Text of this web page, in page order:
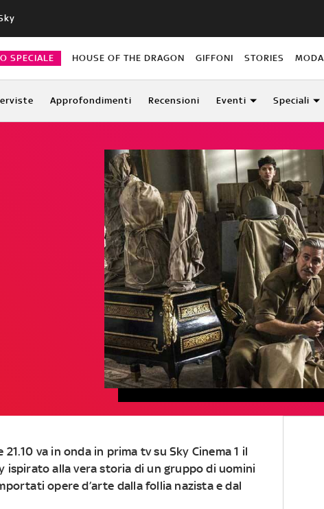
SPECIALE HOUSE OF THE DRAGON GIFFONI STORIES MODA
Approfondimenti Recensioni Eventi Speciali
va in onda in prima tv su Sky Cinema 1 il
ispirato alla vera storia di un gruppo di uomini
opere d’arte dalla follia nazista e dal